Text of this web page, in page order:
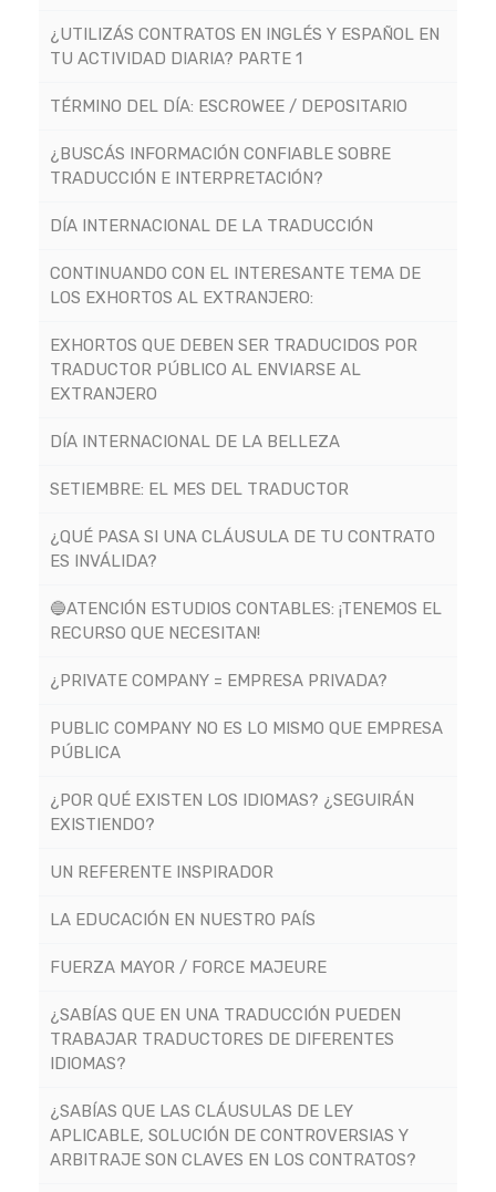
¿UTILIZÁS CONTRATOS EN INGLÉS Y ESPAÑOL EN
TU ACTIVIDAD DIARIA? PARTE 1
TÉRMINO DEL DÍA: ESCROWEE / DEPOSITARIO
¿BUSCÁS INFORMACIÓN CONFIABLE SOBRE
TRADUCCIÓN E INTERPRETACIÓN?
DÍA INTERNACIONAL DE LA TRADUCCIÓN
CONTINUANDO CON EL INTERESANTE TEMA DE
LOS EXHORTOS AL EXTRANJERO:
EXHORTOS QUE DEBEN SER TRADUCIDOS POR
TRADUCTOR PÚBLICO AL ENVIARSE AL
EXTRANJERO
DÍA INTERNACIONAL DE LA BELLEZA
SETIEMBRE: EL MES DEL TRADUCTOR
¿QUÉ PASA SI UNA CLÁUSULA DE TU CONTRATO
ES INVÁLIDA?
🔵ATENCIÓN ESTUDIOS CONTABLES: ¡TENEMOS EL
RECURSO QUE NECESITAN!
¿PRIVATE COMPANY = EMPRESA PRIVADA?
PUBLIC COMPANY NO ES LO MISMO QUE EMPRESA
PÚBLICA
¿POR QUÉ EXISTEN LOS IDIOMAS? ¿SEGUIRÁN
EXISTIENDO?
UN REFERENTE INSPIRADOR
LA EDUCACIÓN EN NUESTRO PAÍS
FUERZA MAYOR / FORCE MAJEURE
¿SABÍAS QUE EN UNA TRADUCCIÓN PUEDEN
TRABAJAR TRADUCTORES DE DIFERENTES
IDIOMAS?
¿SABÍAS QUE LAS CLÁUSULAS DE LEY
APLICABLE, SOLUCIÓN DE CONTROVERSIAS Y
ARBITRAJE SON CLAVES EN LOS CONTRATOS?